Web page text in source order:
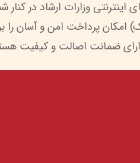
ضمانت اصالت و کیفیت